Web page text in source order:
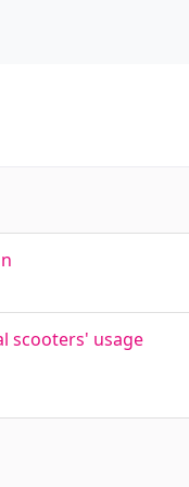
scooters' usage